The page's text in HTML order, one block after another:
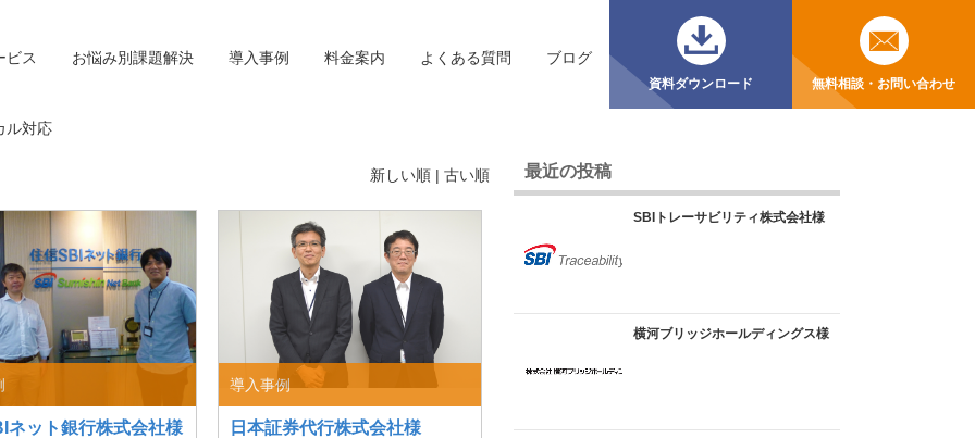
ビス お悩み別課題解決 導入事例 料金案内 よくある質問 ブログ
資料ダウンロード 無料相談・お問い合わせ
ル対応
新しい順 |古い順
ネット銀行株式会社様
導入事例
日本証券代行株式会社様
最近の投稿
SBIトレーサビリティ株式会社様
横河ブリッジホールディングス様